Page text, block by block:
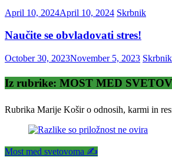
April 10, 2024April 10, 2024 Skrbnik
Naučite se obvladovati stres!
October 30, 2023November 5, 2023 Skrbnik
Iz rubrike: MOST MED
Rubrika Marije Košir o odnosih, karmi in
Most med svetovoma ✍️